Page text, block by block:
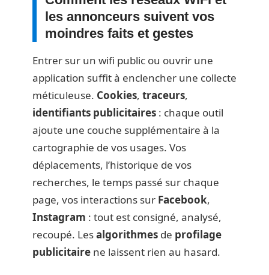
les annonceurs suivent vos
moindres faits et gestes
Entrer sur un wifi public ou ouvrir une
application suffit à enclencher une collecte
méticuleuse. Cookies, traceurs,
identifiants publicitaires : chaque outil
ajoute une couche supplémentaire à la
cartographie de vos usages. Vos
déplacements, l’historique de vos
recherches, le temps passé sur chaque
page, vos interactions sur Facebook,
Instagram : tout est consigné, analysé,
recoupé. Lesalgorithmes de profilage
publicitaire ne laissent rien au hasard.